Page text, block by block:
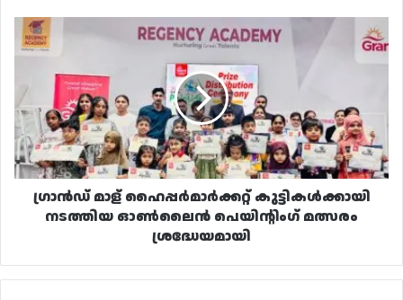
ഗ്രാൻഡ്
മാള്
കുട്ടികൾക്കായി
നടത്തിയ
ഓൺലൈൻ
പെയിന്റിംഗ്
മത്സരം
ശ്രദ്ധേയമായി
ഗ്രാൻഡ് മാള് ഹൈപ്പർമാർക്കറ്റ് കുട്ടികൾക്കായി
നടത്തിയ ഓൺലൈൻ പെയിന്റിംഗ് മത്സരം
ശ്രദ്ധേയമായി